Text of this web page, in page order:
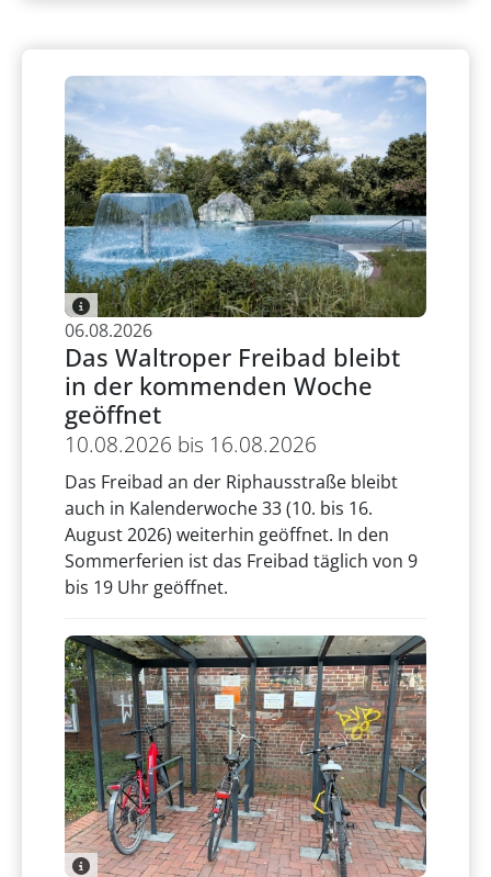
06.08.2026
Das Waltroper Freibad bleibt
in der kommenden Woche
geöffnet
10.08.2026 bis 16.08.2026
Das Freibad an der Riphausstraße bleibt
auch in Kalenderwoche 33 (10. bis 16.
August 2026) weiterhin geöffnet. In den
Sommerferien ist das Freibad täglich von 9
bis 19 Uhr geöffnet.